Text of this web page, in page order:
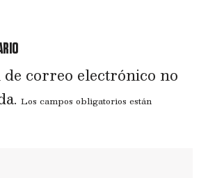
correo electrónico no
Los campos obligatorios están